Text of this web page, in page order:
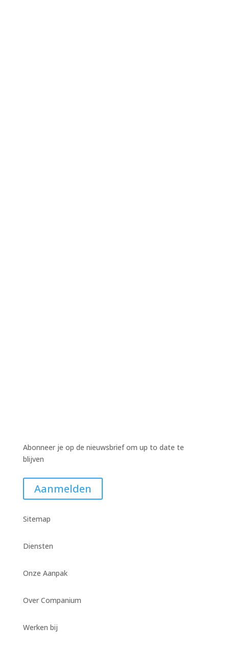
Abonneer je op de nieuwsbrief om up to date te
blijven
Aanmelden
Sitemap
Diensten
Onze Aanpak
Over Companium
Werken bij